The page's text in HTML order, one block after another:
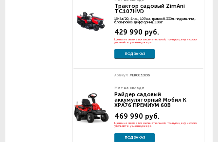
Трактор садовый ZimAni
TC107HVD
15кВт/20, 5л.с., 107см, травосб.330л, гидравлика,
блокировка дифферинц.220кг
429 990 руб.
Цена не является окончательной, точную цену и сроки
уточняйте у менеджера
ПОД ЗАКАЗ
Артикул: MBK0032696
Нет на складе
Райдер садовый
аккумуляторный Мобил К
XPA76 ПРЕМИУМ 60В
469 990 руб.
Цена не является окончательной, точную цену и сроки
уточняйте у менеджера
ПОД ЗАКАЗ